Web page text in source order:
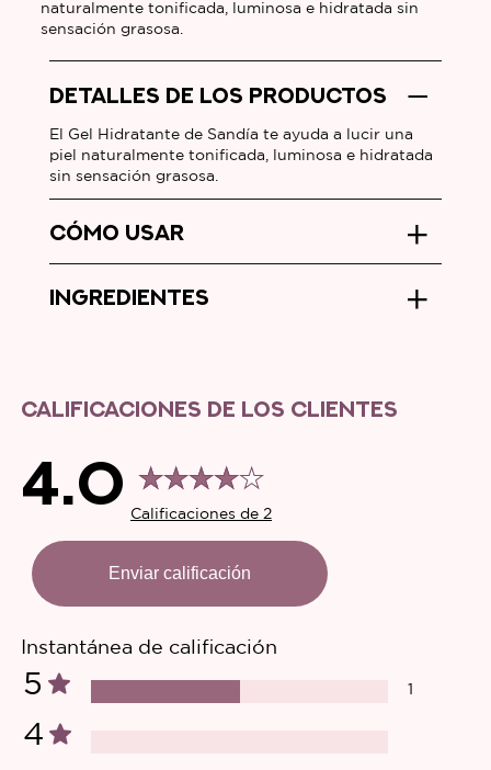
Fruity
Sandía
es
4.0
de
de
2
calificaciones.
naturalmente tonificada, luminosa e hidratada sin
sensación grasosa.
DETALLES DE LOS PRODUCTOS
El Gel Hidratante de Sandía te ayuda a lucir una
piel naturalmente tonificada, luminosa e hidratada
sin sensación grasosa.
CÓMO USAR
INGREDIENTES
CALIFICACIONES DE LOS CLIENTES
4.0
Calificaciones de 2
Instantánea de calificación
5 1
4
Enviar calificación